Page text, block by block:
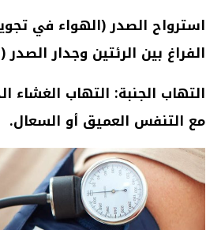
استرواح الصدر (الهواء في
الفراغ بين الرئتين وجدار
التهاب الجنبة: التهاب الغشاء
مع التنفس العميق أو السعال.